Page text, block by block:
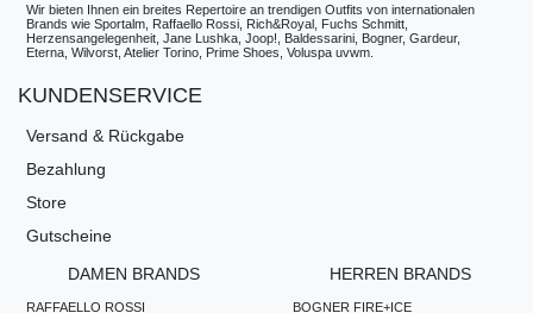
Wir bieten Ihnen ein breites Repertoire an trendigen Outfits von internationalen
Brands wie Sportalm, Raffaello Rossi, Rich&Royal, Fuchs Schmitt,
Herzensangelegenheit, Jane Lushka, Joop!, Baldessarini, Bogner, Gardeur,
Eterna, Wilvorst, Atelier Torino, Prime Shoes, Voluspa uvwm.
KUNDENSERVICE
Versand & Rückgabe
Bezahlung
Store
Gutscheine
DAMEN BRANDS
RAFFAELLO ROSSI
HERREN BRANDS
BOGNER FIRE+ICE